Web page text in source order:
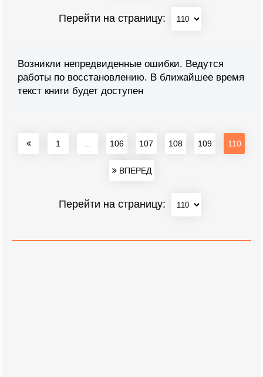
Перейти на страницу:
Возникли непредвиденные ошибки. Ведутся
работы по восстановлению. В ближайшее время
текст книги будет доступен
1 ... 106 107 108 109 110
ВПЕРЕД
Перейти на страницу: